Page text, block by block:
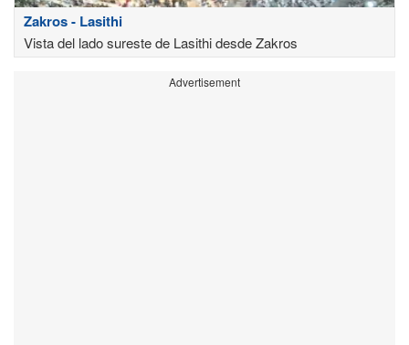
Zakros - Lasithi
Vista del lado sureste de Lasithi desde Zakros
Advertisement